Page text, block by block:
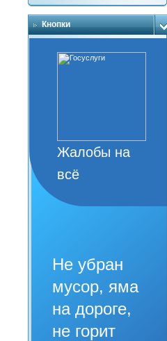
Кнопки
Жалобы на
всё
Не убран
мусор, яма
на дороге,
не горит